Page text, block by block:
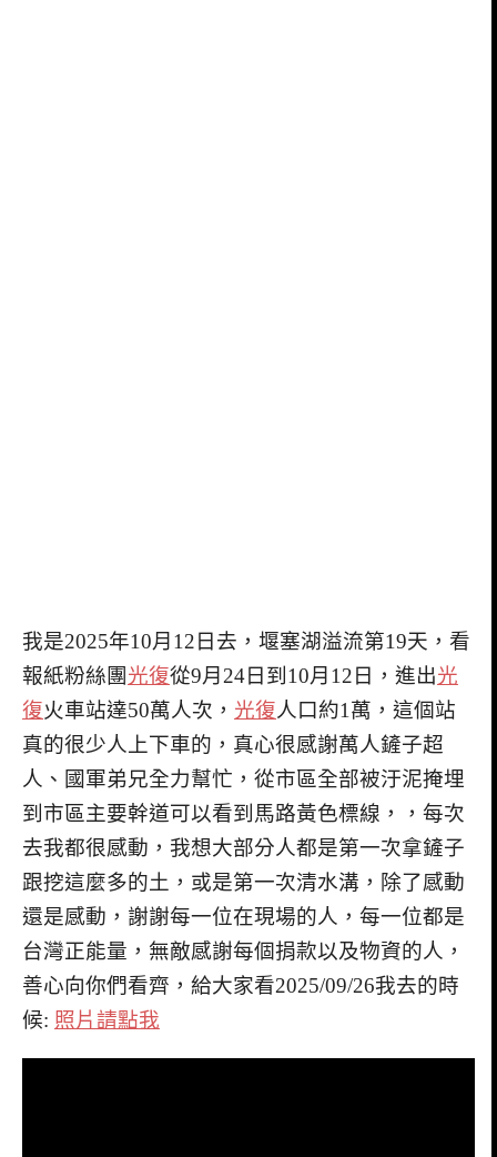
我是2025年10月12日去，堰塞湖溢流第19天，看
報紙粉絲團 光復從9月24日到10月12日，進出光
復火車站達50萬人次， 光復人口約1萬，這個站
真的很少人上下車的，真心很感謝萬人鏟子超
人、國軍弟兄全力幫忙，從市區全部被汙泥掩埋
到市區主要幹道可以看到馬路黃色標線，，每次
去我都很感動，我想大部分人都是第一次拿鏟子
跟挖這麼多的土，或是第一次清水溝，除了感動
還是感動，謝謝每一位在現場的人，每一位都是
台灣正能量，無敵感謝每個捐款以及物資的人，
善心向你們看齊，給大家看2025/09/26我去的時
候: 照片請點我